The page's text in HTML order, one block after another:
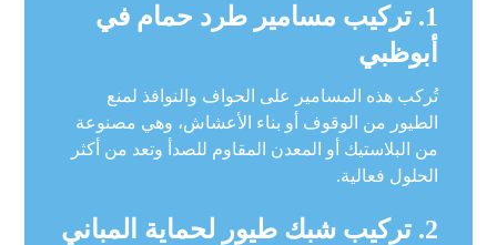
1. تركيب مسامير طرد حمام في
أبوظبي
تُركب هذه المسامير على الحواف والنوافذ لمنع
الطيور من الوقوف أو بناء الأعشاش، وهي مصنوعة
من البلاستيك أو المعدن المقاوم للصدأ وتعد من أكثر
الحلول فعالية.
2. تركيب شبك طيور لحماية المباني